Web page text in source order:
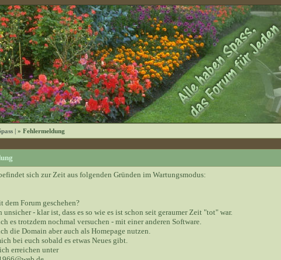
| » Fehlermeldung
sich zur Zeit aus folgenden Gründen im Wartungsmodus:
dem Forum geschehen?
unsicher - klar ist, dass es so wie es ist schon seit geraumer Zeit "tot" war.
es trotzdem nochmal versuchen - mit einer anderen Software.
die Domain aber auch als Homepage nutzen.
bei euch sobald es etwas Neues gibt.
erreichen unter